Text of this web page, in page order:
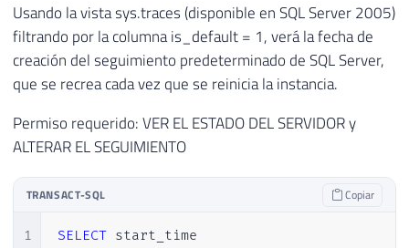
Usando la vista sys.traces (disponible en SQL Server 2005)
filtrando por la columna is_default = 1, verá la fecha de
creación del seguimiento predeterminado de SQL Server,
que se recrea cada vez que se reinicia la instancia.
Permiso requerido: VER EL ESTADO DEL SERVIDOR y
ALTERAR EL SEGUIMIENTO
TRANSACT-SQL Copiar
1
SELECT